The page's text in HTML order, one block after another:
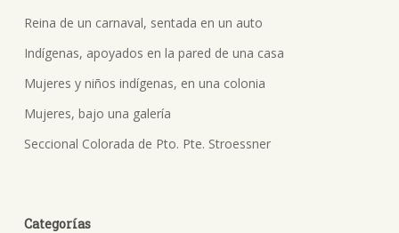
Reina de un carnaval, sentada en un auto
Indígenas, apoyados en la pared de una casa
Mujeres y niños indígenas, en una colonia
Mujeres, bajo una galería
Seccional Colorada de Pto. Pte. Stroessner
Categorías